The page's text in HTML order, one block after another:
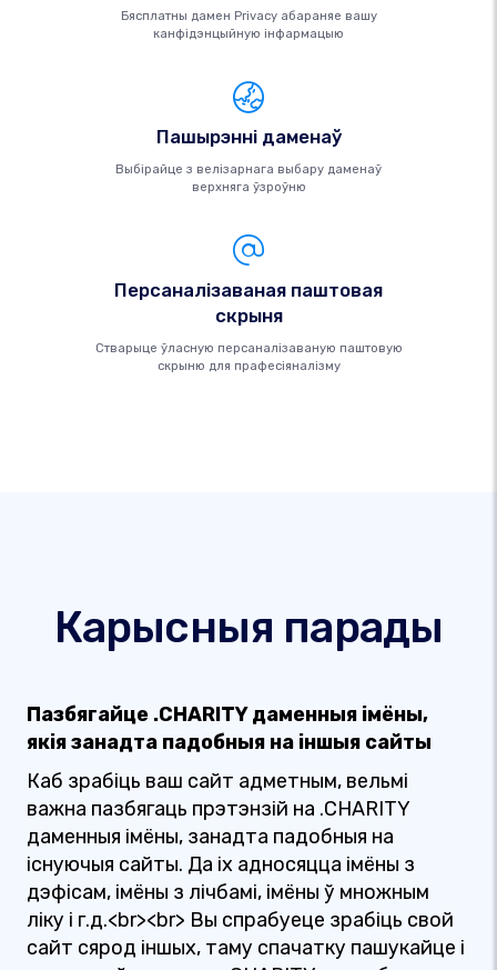
Бясплатны дамен Privacy абараняе вашу
канфідэнцыйную інфармацыю
Пашырэнні даменаў
Выбірайце з велізарнага выбару даменаў
верхняга ўзроўню
Персаналізаваная паштовая
скрыня
Стварыце ўласную персаналізаваную паштовую
скрыню для прафесіяналізму
Карысныя парады
Пазбягайце .CHARITY даменныя імёны,
якія занадта падобныя на іншыя сайты
Каб зрабіць ваш сайт адметным, вельмі
важна пазбягаць прэтэнзій на .CHARITY
даменныя імёны, занадта падобныя на
існуючыя сайты. Да іх адносяцца імёны з
дэфісам, імёны з лічбамі, імёны ў множным
ліку і г.д.<br><br> Вы спрабуеце зрабіць свой
сайт сярод іншых, таму спачатку пашукайце і